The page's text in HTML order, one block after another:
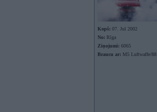
Kopš: 07. Jul 2002
No: Rīga
Ziņojumi: 6065
Braucu ar: M5 Luftwaffe/88